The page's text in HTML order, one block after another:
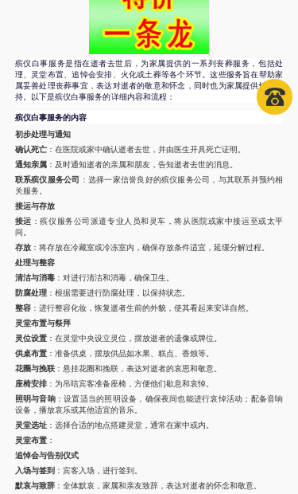
殡仪白事服务是指在逝者去世后，为家属提供的一系列丧葬服务，包括处
理、灵堂布置、追悼会安排、火化或土葬等各个环节。这些服务旨在帮助家
属妥善处理丧葬事宜，表达对逝者的敬意和怀念，同时也为家属提供情感支
持。以下是殡仪白事服务的详细内容和流程：
殡仪白事服务的内容
初步处理与通知
确认死亡：在医院或家中确认逝者去世，并由医生开具死亡证明。
通知亲属：及时通知逝者的亲属和朋友，告知逝者去世的消息。
联系殡仪服务公司
：选择一家信誉良好的殡仪服务公司，与其联系并预约相
关服务。
接运与存放
接运 ：殡仪服务公司派遣专业人员和灵车，将从医院或家中接运至或太平
间。
存放：将存放在冷藏室或冷冻室内，确保存放条件适宜，延缓分解过程。
处理与整容
清洁与消毒：对进行清洁和消毒，确保卫生。
防腐处理：根据需要进行防腐处理，以保持状态。
整容：进行整容化妆，恢复逝者生前的外貌，使其看起来安详自然。
灵堂布置与祭拜
灵位设置：在灵堂中央设立灵位，摆放逝者的遗像或牌位。
供桌布置：准备供桌，摆放供品如水果、糕点、香烛等。
花圈与挽联：悬挂花圈和挽联，表达对逝者的哀思和敬意。
座椅安排：为吊唁宾客准备座椅，方便他们歇息和哀悼。
照明与音响：设置适当的照明设备，确保夜间也能进行哀悼活动；配备音响
设备，播放哀乐或其他适宜的音乐。
灵堂选址：选择合适的地点搭建灵堂，通常在家中或内。
灵堂布置：
追悼会与告别仪式
入场与签到 ：宾客入场，进行签到。
默哀与致辞：全体默哀，家属和亲友致辞，表达对逝者的怀念和敬意。